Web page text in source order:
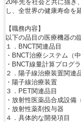
20年先を社会と共に描き
し、全世界の健康寿命を
【職務内容】
以下の品目の医療機器の
１．BNCT関連品目
・BNCT治療システム（
・BNCT線量計算プログ
２．陽子線治療装置関連
・陽子線治療装置
３．PET関連品目
・放射性医薬品合成設備
・放射性薬剤投与器
４．具体的な開発項目